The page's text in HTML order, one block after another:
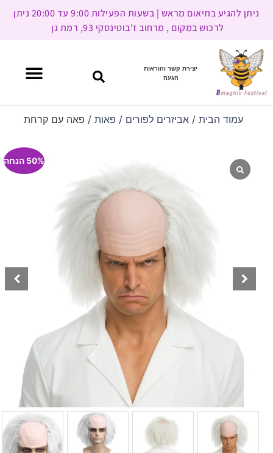
ניתן להגיע בתיאום מראש | בשעות הפעילות 9:00 עד 20:00 ניתן
לרכוש במקום , מרחוב ז’בוטינסקי 93, רמת גן
יצירת קשר והוראות
הגעה
עמוד הבית/ אביזרים לפורים / פאות/ פאה עם קרחת
50% הנחה